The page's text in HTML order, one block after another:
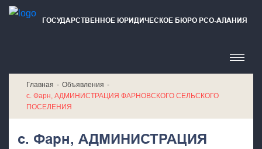
ГОСУДАРСТВЕННОЕ ЮРИДИЧЕСКОЕ БЮРО РСО-АЛАНИЯ
Главная
Объявления
с. Фарн, АДМИНИСТРАЦИЯ ФАРНОВСКОГО СЕЛЬСКОГО
ПОСЕЛЕНИЯ
с. Фарн, АДМИНИСТРАЦИЯ